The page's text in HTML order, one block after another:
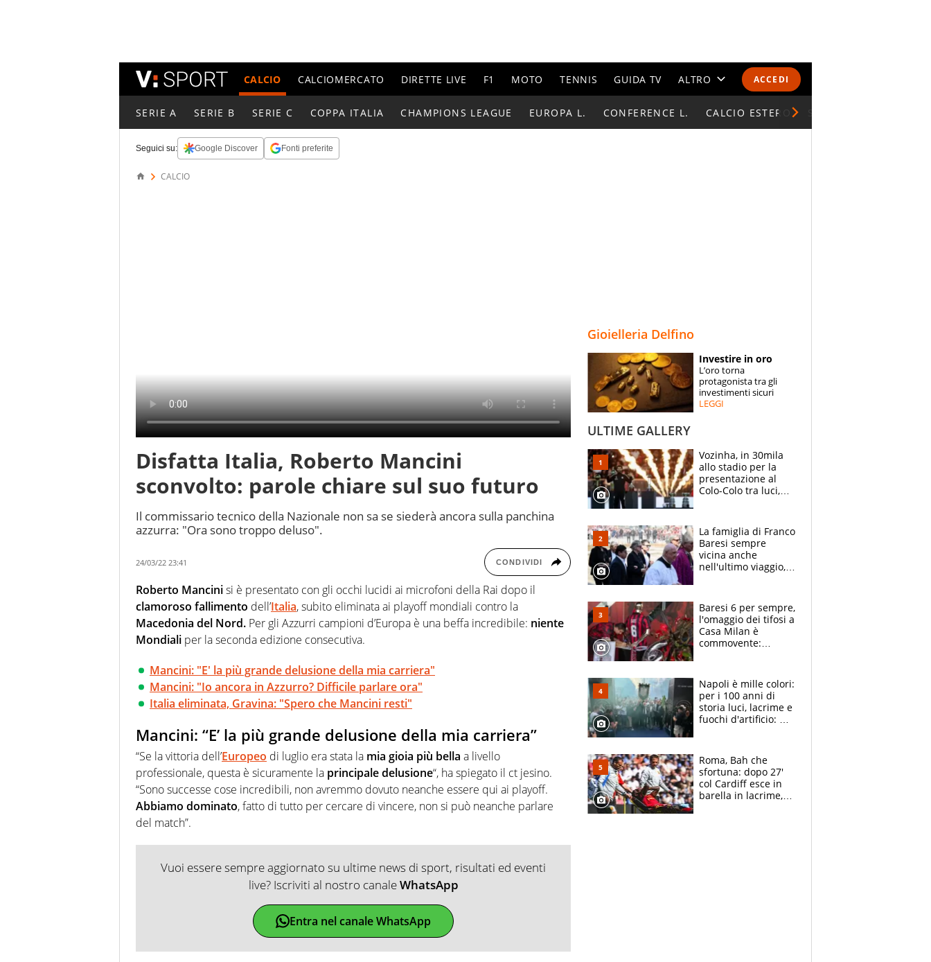
ACCEDI
CALCIO CALCIOMERCATO DIRETTE LIVE F1 MOTO TENNIS GUIDA TV ALTRO
CALENDARI E CLASSIFICHE
ESPERTI
CONTATTI
SERIE A SERIE B SERIE C COPPA ITALIA CHAMPIONS LEAGUE EUROPA L. CONFERENCE L. CALCIO ESTERO
Seguici su: Google Discover Fonti preferite
CALCIO
Disfatta Italia, Roberto Mancini
sconvolto: parole chiare sul suo futuro
Il commissario tecnico della Nazionale non sa se siederà ancora sulla panchina
azzurra: "Ora sono troppo deluso".
24/03/22 23:41 CONDIVIDI
Roberto Mancinisi è presentato con gli occhi lucidi ai microfoni della Rai dopo il
clamoroso fallimento dell’Italia, subito eliminata ai playoff mondiali contro la
Macedonia del Nord. Per gli Azzurri campioni d’Europa è una beffa incredibile: niente
Mondiali per la seconda edizione consecutiva.
Mancini: "E' la più grande delusione della mia carriera"
Mancini: "Io ancora in Azzurro? Difficile parlare ora"
Italia eliminata, Gravina: "Spero che Mancini resti"
Mancini: “E’ la più grande delusione della mia carriera”
“Se la vittoria dell’Europeo di luglio era stata la mia gioia più bella a livello
professionale, questa è sicuramente la principale delusione“, ha spiegato il ct jesino.
“Sono successe cose incredibili, non avremmo dovuto neanche essere qui ai playoff.
Abbiamo dominato, fatto di tutto per cercare di vincere, non si può neanche parlare
del match”.
Vuoi essere sempre aggiornato su ultime news di sport, risultati ed eventi
live? Iscriviti al nostro canaleWhatsApp
Entra nel canale WhatsApp
Gioielleria Delfino
Investire in oro
L’oro torna
protagonista tra gli
investimenti sicuri
LEGGI
ULTIME GALLERY
Vozinha, in 30mila
allo stadio per la
presentazione al
Colo-Colo tra luci,
La famiglia di Franco
Baresi sempre
vicina anche
nell'ultimo viaggio,
circondati
dall'affetto dei tifosi
Baresi 6 per sempre,
l'omaggio dei tifosi a
Casa Milan è
commovente:
bigliettini
Napoli è mille colori:
per i 100 anni di
storia luci, lacrime e
fuochi d'artificio: De
Roma, Bah che
sfortuna: dopo 27'
col Cardiff esce in
barella in lacrime,